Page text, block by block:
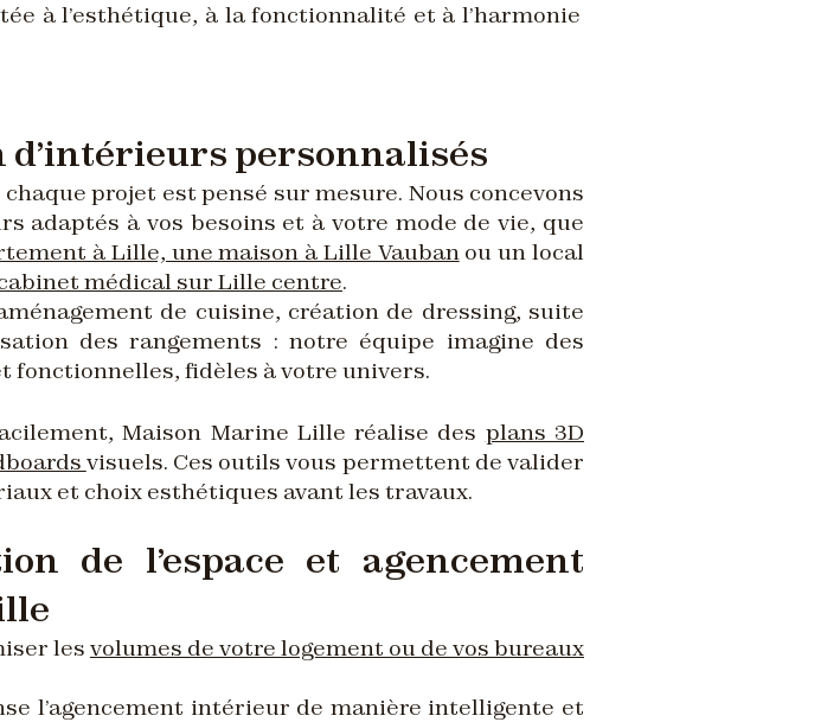
à l’esthétique, à la fonctionnalité et à l’harmonie
d’intérieurs personnalisés
projet est pensé sur mesure. Nous concevons
adaptés à vos besoins et à votre mode de vie, que
à Lille, une maison à Lille Vaubanou un local
médical sur Lille centre.
de cuisine, création de dressing, suite
des rangements : notre équipe imagine des
fonctionnelles, fidèles à votre univers.
Maison Marine Lille réalise des plans 3D
visuels. Ces outils vous permettent de valider
et choix esthétiques avant les travaux.
de l’espace et agencement
les volumes de votre logement ou de vos bureaux
l’agencement intérieur de manière intelligente et